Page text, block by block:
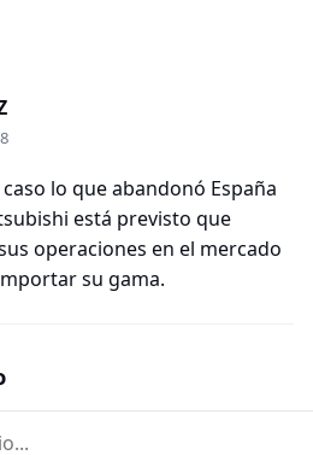
lo que abandonó España
está previsto que
operaciones en el mercado
su gama.